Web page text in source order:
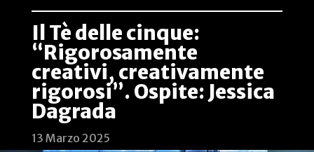
Il Tè delle cinque:
“Rigorosamente
creativi, creativamente
rigorosi”. Ospite: Jessica
Dagrada
13 Marzo 2025